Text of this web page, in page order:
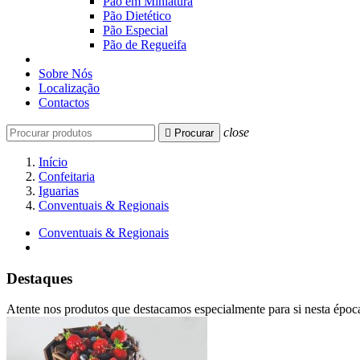
Pão Dietético
Pão Especial
Pão de Regueifa
Sobre Nós
Localização
Contactos
 Procurar close
Início
Confeitaria
Iguarias
Conventuais & Regionais
Conventuais & Regionais
Destaques
Atente nos produtos que destacamos especialmente para si nesta